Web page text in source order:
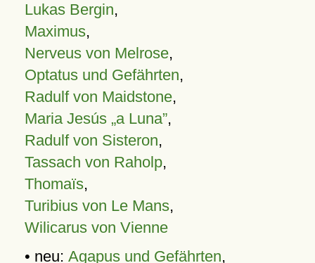
Lukas Bergin,
Maximus,
Nerveus von Melrose,
Optatus und Gefährten,
Radulf von Maidstone,
Maria Jesús „a Luna”,
Radulf von Sisteron,
Tassach von Raholp,
Thomaïs,
Turibius von Le Mans,
Wilicarus von Vienne
• neu: Agapus und Gefährten,